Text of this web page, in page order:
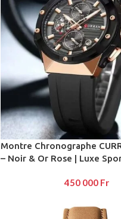
SHOP LAYOUTS
Filters area
AJAX Shop
Hidden sidebar
No page heading
Small categories menu
Products list view
With background
Category description
Products list view
With background
Category
Header overlap
Infinit scrolling
Load more button
Montre Chronographe
– Noir & Or Rose | Luxe
450 000 Fr